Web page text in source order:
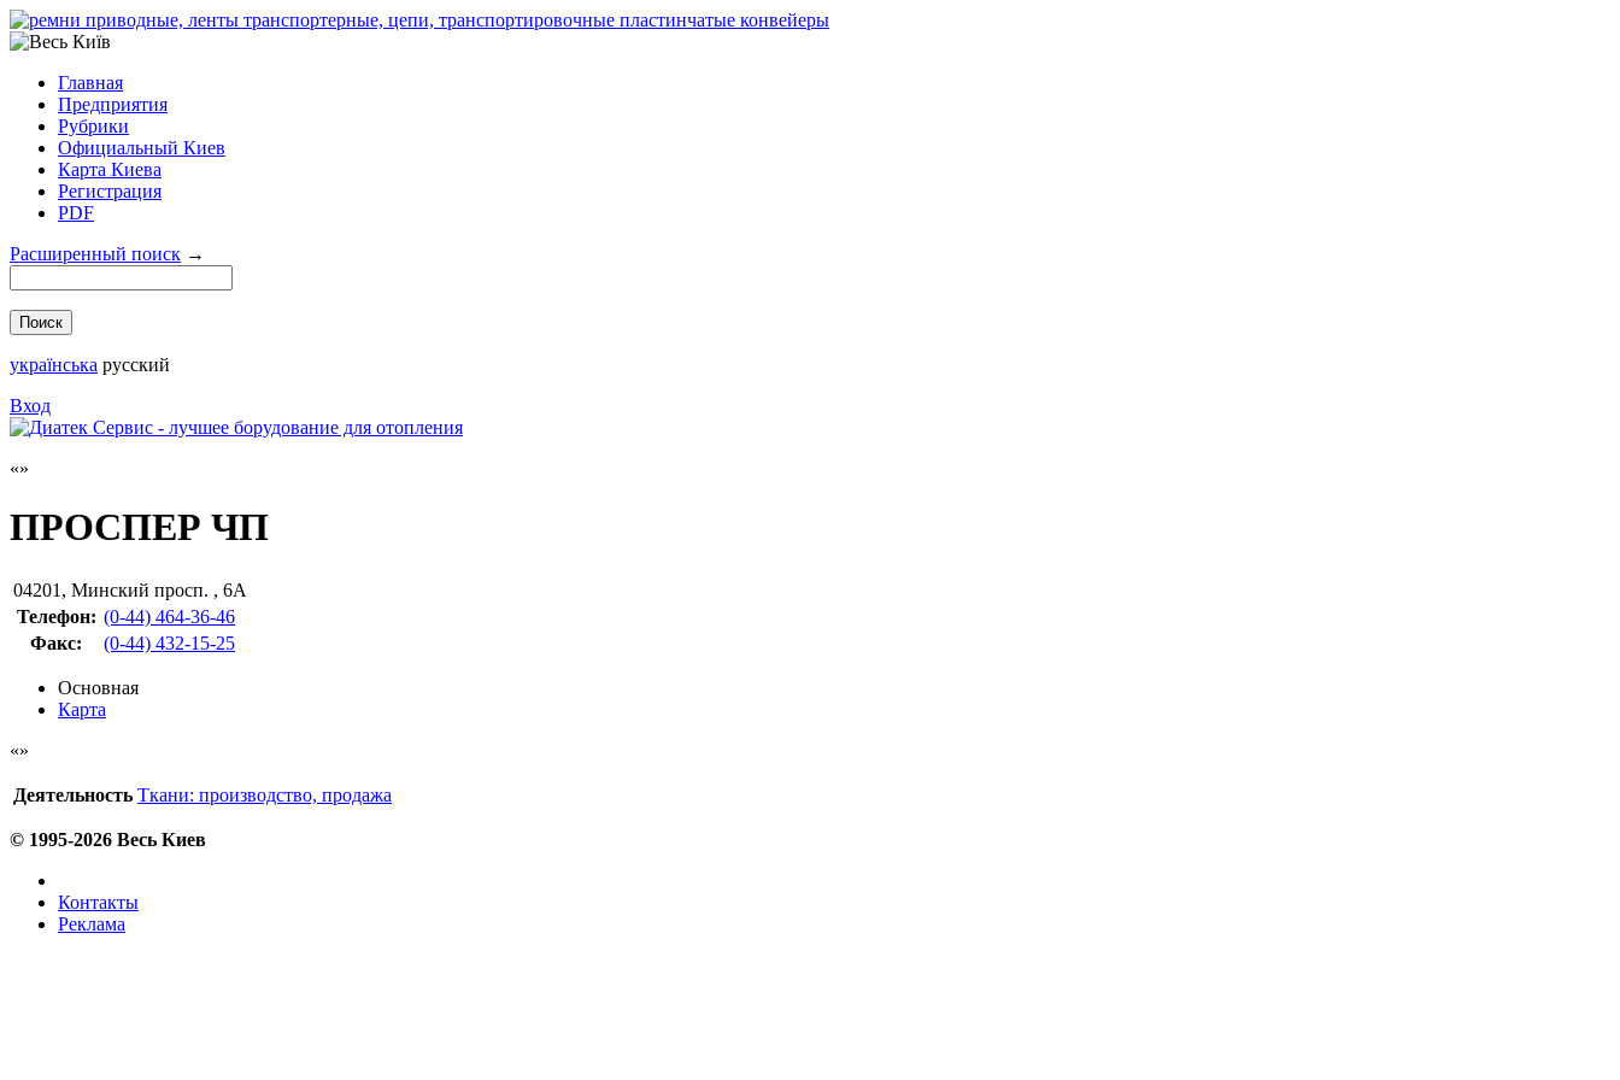
Главная
Предприятия
Рубрики
Официальный Киев
Карта Киева
Регистрация
PDF
Расширенный поиск →
українська русский
Вход
ПРОСПЕР ЧП
04201 , Минский просп. , 6А
Телефон: (0-44) 464-36-46
Факс: (0-44) 432-15-25
Основная
Карта
Деятельность Ткани: производство, продажа
© 1995-2026 Весь Киев
Контакты
Реклама